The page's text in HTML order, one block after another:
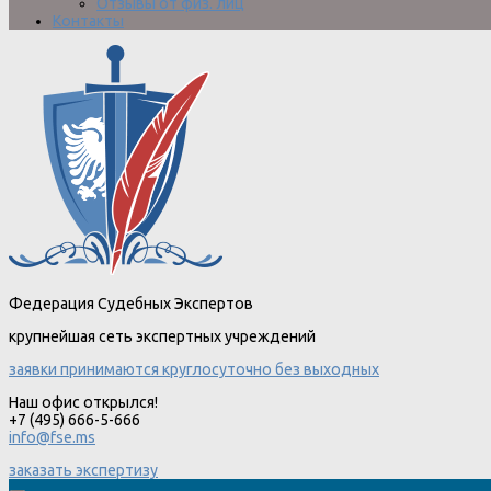
Отзывы от физ. лиц
Контакты
Федерация Судебных Экспертов
крупнейшая сеть экспертных учреждений
заявки принимаются круглосуточно без выходных
Наш офис открылся!
+7 (495) 666-5-666
info@fse.ms
заказать экспертизу